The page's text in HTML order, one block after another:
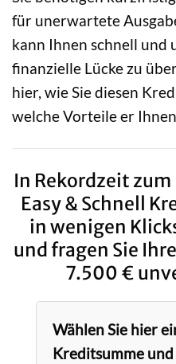
für unerwartete
kann Ihnen schnell und
finanzielle Lücke zu
hier, wie Sie diesen
welche Vorteile er
In Rekordzeit
Easy & Schnell
in wenigen
und fragen Sie
7.500 €
Wählen Sie hier
Kreditsumme und